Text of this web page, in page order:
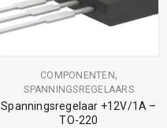
COMPONENTEN,
SPANNINGSREGELAARS
Spanningsregelaar +12V/1A –
TO-220